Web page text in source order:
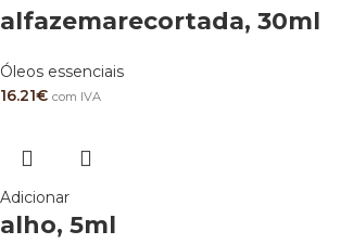
alfazemarecortada, 30ml
Óleos essenciais
16.21€ com IVA
Adicionar
alho, 5ml